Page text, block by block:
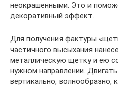
неокрашенными. Это и
декоративный эффект.
Для получения фактуры
частичного высыхания
металлическую щетку и ею
нужном направлении.
вертикально, волнообразно,